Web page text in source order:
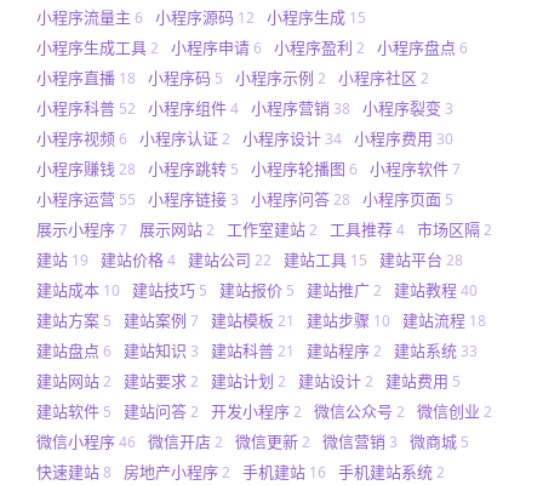
小程序流量主 6 小程序源码 12 小程序生成 15
小程序生成工具2 小程序申请6 小程序盈利 2 小程序盘点 6
小程序直播 18 小程序码 5 小程序示例 2 小程序社区 2
小程序科普 52 小程序组件4 小程序营销 38 小程序裂变 3
小程序视频6 小程序认证2 小程序设计 34 小程序费用 30
小程序赚钱28 小程序跳转 5 小程序轮播图 6 小程序软件7
小程序运营 55 小程序链接 3 小程序问答28 小程序页面 5
展示小程序7 展示网站2 工作室建站2 工具推荐4 市场区隔2
建站 19 建站价格4 建站公司 22 建站工具 15 建站平台 28
建站成本 10 建站技巧 5 建站报价 5 建站推广2 建站教程40
建站方案 5 建站案例 7 建站模板 21 建站步骤 10 建站流程 18
建站盘点 6 建站知识 3 建站科普21 建站程序2 建站系统 33
建站网站2 建站要求2 建站计划 2 建站设计2 建站费用 5
建站软件 5 建站问答2 开发小程序2 微信公众号 2 微信创业 2
微信小程序46 微信开店2 微信更新2 微信营销 3 微商城 5
快速建站8 房地产小程序2 手机建站 16 手机建站系统2